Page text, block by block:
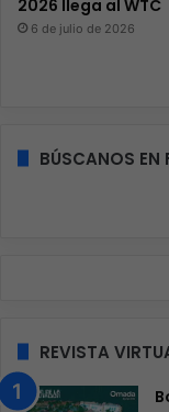
2026 llega al WTC
6 de julio de 2026
BÚSCANOS EN
REVISTA